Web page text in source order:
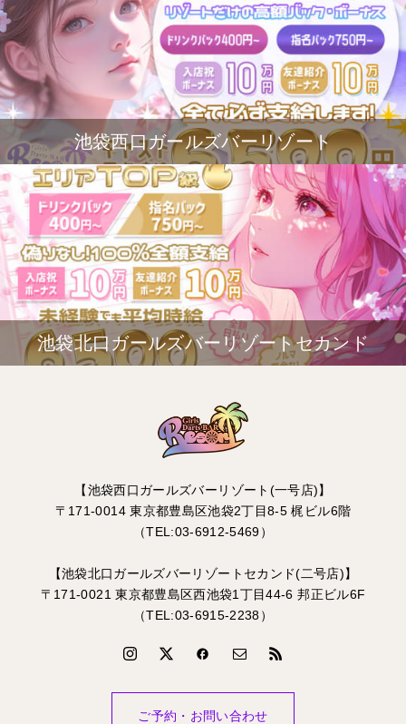
池袋西口ガールズバーリゾート
池袋北口ガールズバーリゾートセカンド
【池袋西口ガールズバーリゾート(一号店)】
〒171-0014 東京都豊島区池袋2丁目8-5 梶ビル6階
（TEL:03-6912-5469）
【池袋北口ガールズバーリゾートセカンド(二号店)】
〒171-0021 東京都豊島区西池袋1丁目44-6 邦正ビル6F
（TEL:03-6915-2238）
ご予約・お問い合わせ